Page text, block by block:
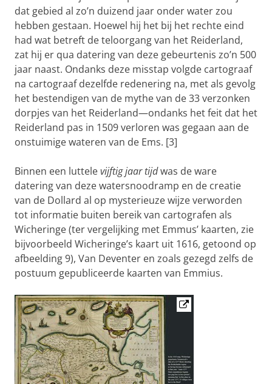
dat gebied al zo’n duizend jaar onder water zou
hebben gestaan. Hoewel hij het bij het rechte eind
had wat betreft de teloorgang van het Reiderland,
zat hij er qua datering van deze gebeurtenis zo’n 500
jaar naast. Ondanks deze misstap volgde cartograaf
na cartograaf dezelfde redenering na, met als gevolg
het bestendigen van de mythe van de 33 verzonken
dorpjes van het Reiderland—ondanks het feit dat het
Reiderland pas in 1509 verloren was gegaan aan de
onstuimige wateren van de Ems. [3]
Binnen een luttelevijftig jaar tijdwas de ware
datering van deze watersnoodramp en de creatie
van de Dollard al op mysterieuze wijze verworden
tot informatie buiten bereik van cartografen als
Wicheringe (ter vergelijking met Emmus’ kaarten, zie
bijvoorbeeld Wicheringe’s kaart uit 1616, getoond op
afbeelding 9), Van Deventer en zoals gezegd zelfs de
postuum gepubliceerde kaarten van Emmius.